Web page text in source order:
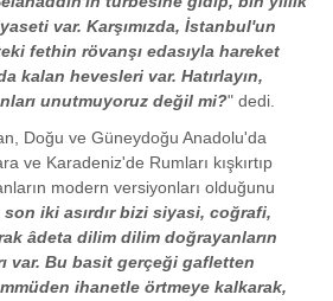
var. Karşımızda, İstanbul'un
fethin rövanşı edasıyla hareket
kalan hevesleri var. Hatırlayın,
unutmuyoruz değil mi?" dedi.
Doğu ve Güneydoğu Anadolu'da
ve Karadeniz'de Rumları kışkırtıp
modern versiyonları olduğunu
son iki asırdır bizi siyasi, coğrafi,
âdeta dilim dilim doğrayanların
var. Bu basit gerçeği gafletten
ihanetle örtmeye kalkarak,